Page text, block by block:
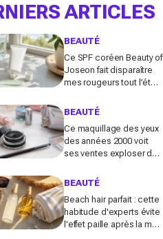
ARTICLES
BEAUTÉ
Ce SPF coréen Beauty of
Joseon fait disparaître
mes rougeurs tout l’été
votre fond de teint
BEAUTÉ
Ce maquillage des yeux
des années 2000 voit
ses ventes exploser de
pourquoi tout le monde
BEAUTÉ
Beach hair parfait : cette
habitude d'experts évite
l'effet paille après la mer